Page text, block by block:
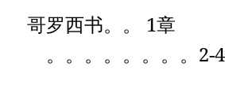
哥罗西书。。 1章
。。。。。。。。2-